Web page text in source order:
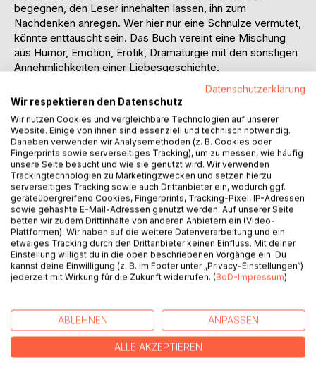
begegnen, den Leser innehalten lassen, ihn zum
Nachdenken anregen. Wer hier nur eine Schnulze vermutet,
könnte enttäuscht sein. Das Buch vereint eine Mischung
aus Humor, Emotion, Erotik, Dramaturgie mit den sonstigen
Annehmlichkeiten einer Liebesgeschichte.
‚Glücklich sein‘ ... Was ist das eigentlich? Wie lange dauert
so etwas und wie genau fühlt sich das an? Ist dieses
Gefühl käuflich, austauschbar, wie fast alle Dinge im
Leben? Oder ist Glück nur eine Art Intervall? Ein kurzer
Moment, der mit einem Küchentuch beseitigt wird und uns
müde und matt zurücklässt. Was sind wir bereit, für diesen
Zustand zu tun – ihn nicht als gegeben hinzunehmen,
sondern uns dessen bewusst zu sein, dass nur durch
permanente Arbeit das Rädchen der Zufriedenheit
schnurrend weiterläuft?
Wo Erkenntnis beginnt, reift die Erfahrung und wo das
Innehalten nicht als Faulheit oder gar Schwäche zugelassen
wird, sondern wir dem Leben mit Achtsamkeit begegnen,
Der stärkste Feind des Glücks scheint wohl die Gewohnheit
zu sein – oder es treibt uns das Streben nach noch viel
besserem, vollkommenerem Glück und lässt uns das alte
Datenschutzerklärung
Wir respektieren den Datenschutz
Wir nutzen Cookies und vergleichbare Technologien auf unserer
Website. Einige von ihnen sind essenziell und technisch notwendig.
Daneben verwenden wir Analysemethoden (z. B. Cookies oder
Fingerprints sowie serverseitiges Tracking), um zu messen, wie häufig
unsere Seite besucht und wie sie genutzt wird. Wir verwenden
Trackingtechnologien zu Marketingzwecken und setzen hierzu
serverseitiges Tracking sowie auch Drittanbieter ein, wodurch ggf.
geräteübergreifend Cookies, Fingerprints, Tracking-Pixel, IP-Adressen
sowie gehashte E-Mail-Adressen genutzt werden. Auf unserer Seite
betten wir zudem Drittinhalte von anderen Anbietern ein (Video-
Plattformen). Wir haben auf die weitere Datenverarbeitung und ein
etwaiges Tracking durch den Drittanbieter keinen Einfluss. Mit deiner
Einstellung willigst du in die oben beschriebenen Vorgänge ein. Du
kannst deine Einwilligung (z. B. im Footer unter „Privacy-Einstellungen“)
jederzeit mit Wirkung für die Zukunft widerrufen. (BoD-Impressum)
ABLEHNEN ANPASSEN
ALLE AKZEPTIEREN